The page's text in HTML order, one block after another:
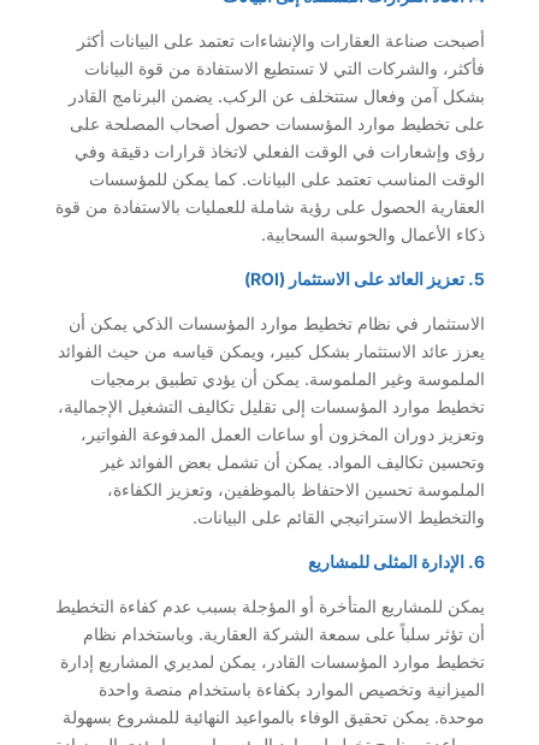
أصبحت صناعة العقارات والإنشاءات تعتمد على البيانات أكثر
فأكثر، والشركات التي لا تستطيع الاستفادة من قوة البيانات
بشكل آمن وفعال ستتخلف عن الركب. يضمن البرنامج القادر
على تخطيط موارد المؤسسات حصول أصحاب المصلحة على
رؤى وإشعارات في الوقت الفعلي لاتخاذ قرارات دقيقة وفي
الوقت المناسب تعتمد على البيانات. كما يمكن للمؤسسات
العقارية الحصول على رؤية شاملة للعمليات بالاستفادة من قوة
ذكاء الأعمال والحوسبة السحابية.
5. تعزيز العائد على الاستثمار (ROI)
الاستثمار في نظام تخطيط موارد المؤسسات الذكي يمكن أن
يعزز عائد الاستثمار بشكل كبير، ويمكن قياسه من حيث الفوائد
الملموسة وغير الملموسة. يمكن أن يؤدي تطبيق برمجيات
تخطيط موارد المؤسسات إلى تقليل تكاليف التشغيل الإجمالية،
وتعزيز دوران المخزون أو ساعات العمل المدفوعة الفواتير،
وتحسين تكاليف المواد. يمكن أن تشمل بعض الفوائد غير
الملموسة تحسين الاحتفاظ بالموظفين، وتعزيز الكفاءة،
والتخطيط الاستراتيجي القائم على البيانات.
6. الإدارة المثلى للمشاريع
يمكن للمشاريع المتأخرة أو المؤجلة بسبب عدم كفاءة التخطيط
أن تؤثر سلباً على سمعة الشركة العقارية. وباستخدام نظام
تخطيط موارد المؤسسات القادر، يمكن لمديري المشاريع إدارة
الميزانية وتخصيص الموارد بكفاءة باستخدام منصة واحدة
موحدة. يمكن تحقيق الوفاء بالمواعيد النهائية للمشروع بسهولة